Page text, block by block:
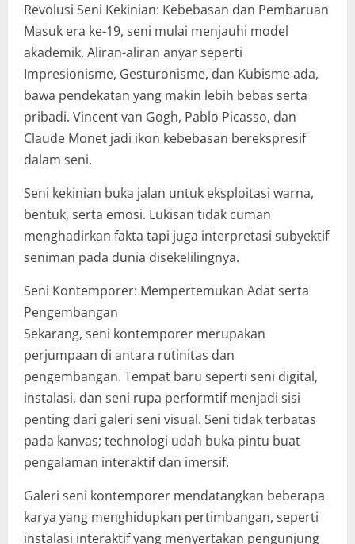
Revolusi Seni Kekinian: Kebebasan dan Pembaruan
Masuk era ke-19, seni mulai menjauhi model
akademik. Aliran-aliran anyar seperti
Impresionisme, Gesturonisme, dan Kubisme ada,
bawa pendekatan yang makin lebih bebas serta
pribadi. Vincent van Gogh, Pablo Picasso, dan
Claude Monet jadi ikon kebebasan berekspresif
dalam seni.
Seni kekinian buka jalan untuk eksploitasi warna,
bentuk, serta emosi. Lukisan tidak cuman
menghadirkan fakta tapi juga interpretasi subyektif
seniman pada dunia disekelilingnya.
Seni Kontemporer: Mempertemukan Adat serta
Pengembangan
Sekarang, seni kontemporer merupakan
perjumpaan di antara rutinitas dan
pengembangan. Tempat baru seperti seni digital,
instalasi, dan seni rupa performtif menjadi sisi
penting dari galeri seni visual. Seni tidak terbatas
pada kanvas; technologi udah buka pintu buat
pengalaman interaktif dan imersif.
Galeri seni kontemporer mendatangkan beberapa
karya yang menghidupkan pertimbangan, seperti
instalasi interaktif yang menyertakan pengunjung